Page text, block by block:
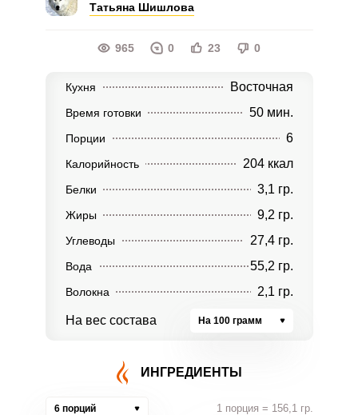
Татьяна Шишлова
965 0 23 0
Кухня Восточная
Время готовки 50 мин.
Порции 6
Калорийность 204 ккал
Белки 3,1 гр.
Жиры 9,2 гр.
Углеводы 27,4 гр.
Вода 55,2 гр.
Волокна 2,1 гр.
На вес состава На 100 грамм
ИНГРЕДИЕНТЫ
6 порций 1 порция = 156,1 гр.